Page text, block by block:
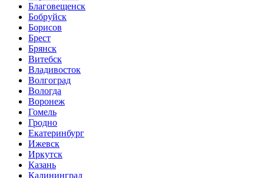
Благовещенск
Бобруйск
Борисов
Брест
Брянск
Витебск
Владивосток
Волгоград
Вологда
Воронеж
Гомель
Гродно
Екатеринбург
Ижевск
Иркутск
Казань
Калининград